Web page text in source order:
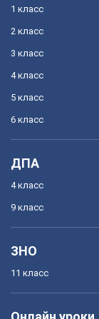
1 класс
2 класс
3 класс
4 класс
5 класс
6 класс
ДПА
4 класс
9 класс
ЗНО
11 класс